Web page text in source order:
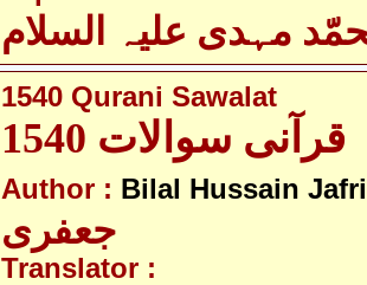
مہدی علیہ السلام
1540 Qurani Sawalat
1540 قرآنی سوالات
Author : Bilal Hussain Jafri
جعفری
Translator :